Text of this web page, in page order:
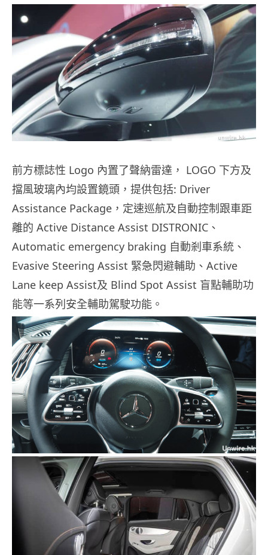
前方標誌性 Logo 內置了聲納雷達， LOGO 下方及
擋風玻璃內均設置鏡頭，提供包括: Driver
Assistance Package，定速巡航及自動控制跟車距
離的 Active Distance Assist DISTRONIC、
Automatic emergency braking 自動剎車系統、
Evasive Steering Assist 緊急閃避輔助、Active
Lane keep Assist及 Blind Spot Assist 盲點輔助功
能等一系列安全輔助駕駛功能。